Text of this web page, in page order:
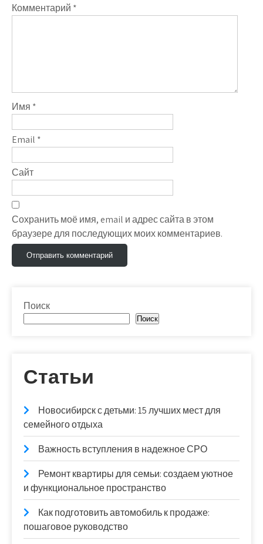
Комментарий *
Имя *
Email *
Сайт
Сохранить моё имя, email и адрес сайта в этом
браузере для последующих моих комментариев.
Поиск
Поиск
Статьи
Новосибирск с детьми: 15 лучших мест для
семейного отдыха
Важность вступления в надежное СРО
Ремонт квартиры для семьи: создаем уютное
и функциональное пространство
Как подготовить автомобиль к продаже:
пошаговое руководство